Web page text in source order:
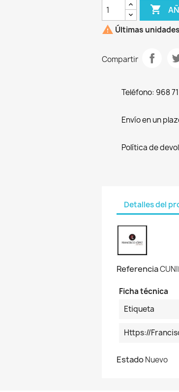

 Últimas
Compartir
Teléfono: 968
Envío en un
Política de
Detalles del
Referencia
Ficha técnica
Etiqueta
Https://
EstadoNuevo